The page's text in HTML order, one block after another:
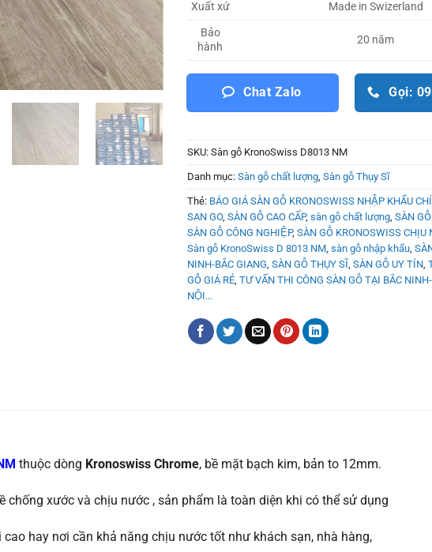
Xuất xứ
Made in Swizerland
Bảo
hành
20 năm
Chat Zalo Gọi:
SKU: Sàn gỗ KronoSwiss D8013 NM
Danh mục: Sàn gỗ chất lượng, Sàn gỗ Thụy Sĩ
Thẻ: BÁO GIÁ SÀN GỖ KRONOSWISS NHẬP KHẨU
SAN GO, SÀN GỖ CAO CẤP, sàn gỗ chất lượng, SÀN
SÀN GỖ CÔNG NGHIỆP, SÀN GỖ KRONOSWISS CHỊU
Sàn gỗ KronoSwiss D 8013 NM, sàn gỗ nhập khẩu,
NINH-BẮC GIANG, SÀN GỖ THỤY SĨ, SÀN GỖ UY TÍN,
GỖ GIÁ RẺ, TƯ VẤN THI CÔNG SÀN GỖ TẠI BẮC
NỘI...
thuộc dòng Kronoswiss Chrome, bề mặt bạch kim, bản to 12mm.
chống xước và chịu nước , sản phẩm là toàn diện khi có thể sử dụng
hay nơi cần khả năng chịu nước tốt như khách sạn, nhà hàng,